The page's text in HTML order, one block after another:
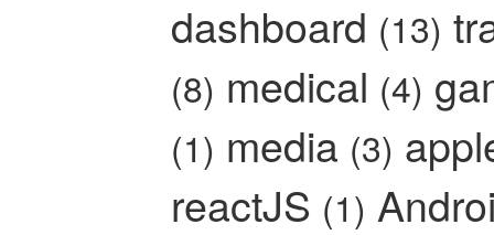
dashboard (13)
(8) medical (4)
(1) media (3)
reactJS (1)